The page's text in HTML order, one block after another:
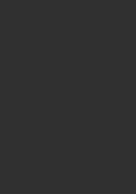
足りない時の対処法を紹介
点、規格の種類も解説
イントも紹介
ットを初心者向けにわかり